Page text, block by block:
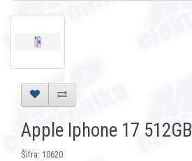
Apple Iphone 17
Šifra: 10620